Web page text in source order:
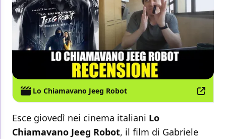
Lo Chiamavano Jeeg Robot
Esce giovedì nei cinema italiani Lo
Chiamavano Jeeg Robot, il film di Gabriele